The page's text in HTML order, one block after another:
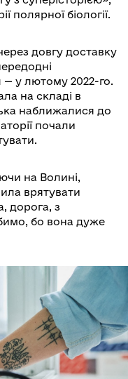
полярної біології.
довгу доставку
у лютому 2022-го.
на складі в
наближалися до
почали
на Волині,
врятувати
дорога, з
бо вона дуже